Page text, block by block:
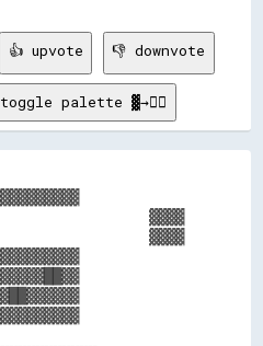
👍 upvote 👎 downvote
toggle palette ▓→✊🏽
▓▓▓▓
▓▓▓▓